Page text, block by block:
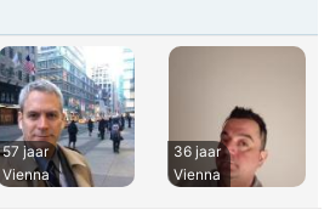
57 jaar
Vienna
36 jaar
Vienna